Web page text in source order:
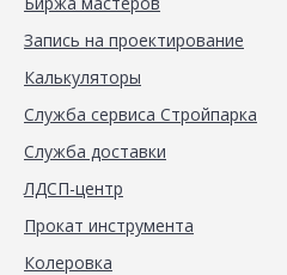
Запись на проектирование
Калькуляторы
Служба сервиса Стройпарка
Служба доставки
ЛДСП-центр
Прокат инструмента
Колеровка